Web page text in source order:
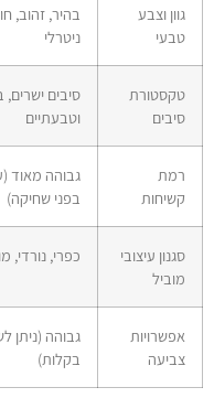
גוון וצבע
טבעי
בהיר, זהוב,
ניטרלי
טקסטורת
סיבים
סיבים ישרים,
וטבעתיים
רמת
קשיחות
גבוהה מאוד
בפני שחיקה)
סגנון עיצובי
מוביל
כפרי, נורדי,
אפשרויות
צביעה
גבוהה (ניתן
בקלות)